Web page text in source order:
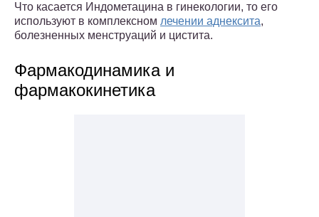
Что касается Индометацина в гинекологии, то его
используют в комплексном лечении аднексита,
болезненных менструаций и цистита.
Фармакодинамика и
фармакокинетика